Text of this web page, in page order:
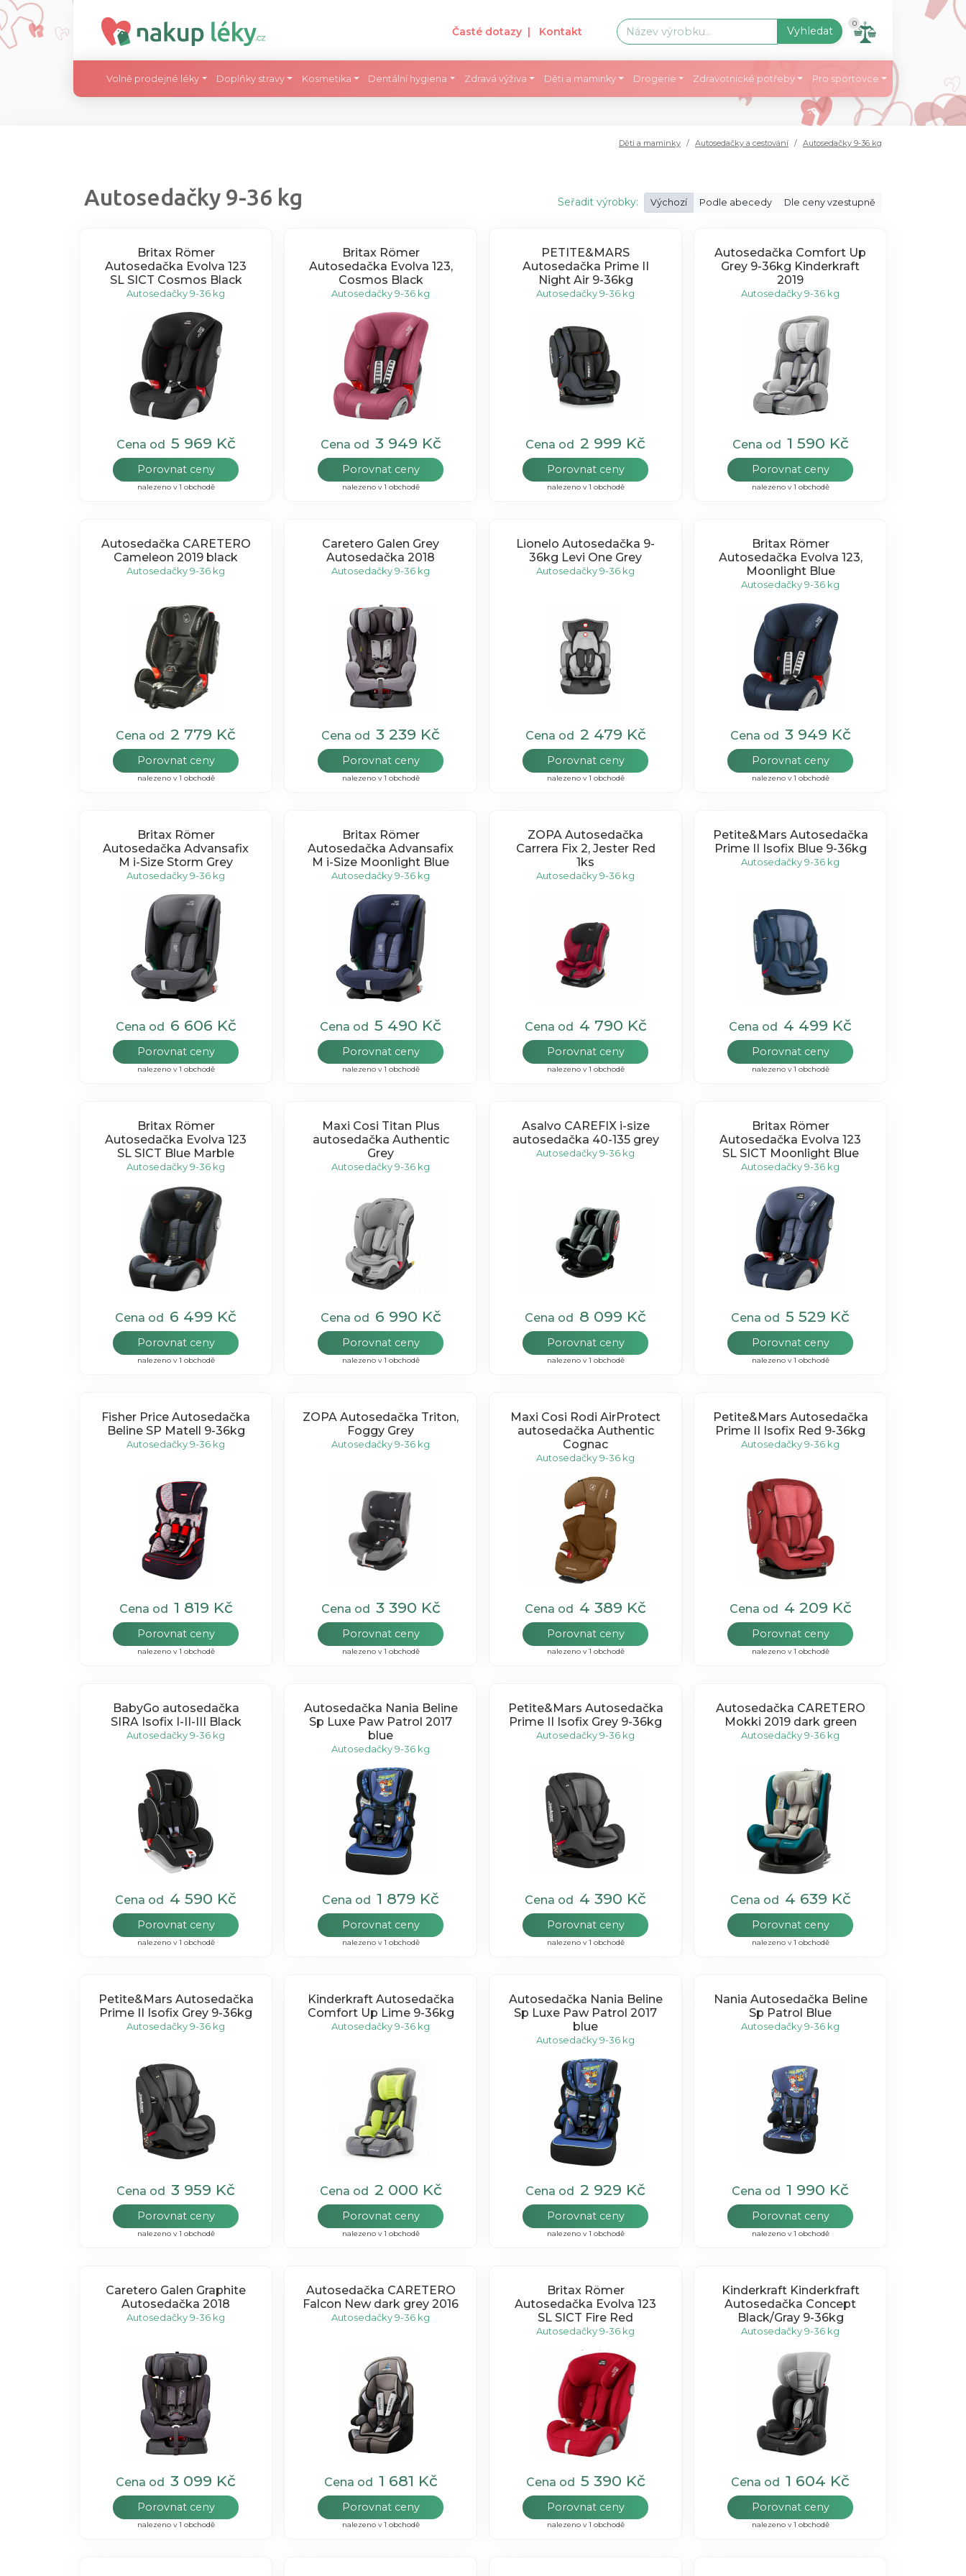
Časté dotazy | Kontakt Vyhledat
0
Volně prodejné léky Doplňky stravy Kosmetika Dentální hygiena Zdravá výživa Děti a maminky Drogerie Zdravotnické potřeby Pro sportovce
Děti a maminky Autosedačky a cestování Autosedačky 9-36 kg
Autosedačky 9-36 kg Seřadit výrobky: Výchozí Podle abecedy Dle ceny vzestupně
Britax Römer
Autosedačka Evolva 123
SL SICT Cosmos Black
Autosedačky 9-36 kg
Cena od 5 969 Kč
Porovnat ceny
nalezeno v 1 obchodě
Britax Römer
Autosedačka Evolva 123,
Cosmos Black
Autosedačky 9-36 kg
Cena od 3 949 Kč
Porovnat ceny
nalezeno v 1 obchodě
PETITE&MARS
Autosedačka Prime II
Night Air 9-36kg
Autosedačky 9-36 kg
Cena od 2 999 Kč
Porovnat ceny
nalezeno v 1 obchodě
Autosedačka Comfort Up
Grey 9-36kg Kinderkraft
2019
Autosedačky 9-36 kg
Cena od 1 590 Kč
Porovnat ceny
nalezeno v 1 obchodě
Autosedačka CARETERO
Cameleon 2019 black
Autosedačky 9-36 kg
Cena od 2 779 Kč
Porovnat ceny
nalezeno v 1 obchodě
Caretero Galen Grey
Autosedačka 2018
Autosedačky 9-36 kg
Cena od 3 239 Kč
Porovnat ceny
nalezeno v 1 obchodě
Lionelo Autosedačka 9-
36kg Levi One Grey
Autosedačky 9-36 kg
Cena od 2 479 Kč
Porovnat ceny
nalezeno v 1 obchodě
Britax Römer
Autosedačka Evolva 123,
Moonlight Blue
Autosedačky 9-36 kg
Cena od 3 949 Kč
Porovnat ceny
nalezeno v 1 obchodě
Britax Römer
Autosedačka Advansafix
M i-Size Storm Grey
Autosedačky 9-36 kg
Cena od 6 606 Kč
Porovnat ceny
nalezeno v 1 obchodě
Britax Römer
Autosedačka Advansafix
M i-Size Moonlight Blue
Autosedačky 9-36 kg
Cena od 5 490 Kč
Porovnat ceny
nalezeno v 1 obchodě
ZOPA Autosedačka
Carrera Fix 2, Jester Red
1ks
Autosedačky 9-36 kg
Cena od 4 790 Kč
Porovnat ceny
nalezeno v 1 obchodě
Petite&Mars Autosedačka
Prime II Isofix Blue 9-36kg
Autosedačky 9-36 kg
Cena od 4 499 Kč
Porovnat ceny
nalezeno v 1 obchodě
Britax Römer
Autosedačka Evolva 123
SL SICT Blue Marble
Autosedačky 9-36 kg
Cena od 6 499 Kč
Porovnat ceny
nalezeno v 1 obchodě
Maxi Cosi Titan Plus
autosedačka Authentic
Grey
Autosedačky 9-36 kg
Cena od 6 990 Kč
Porovnat ceny
nalezeno v 1 obchodě
Asalvo CAREFIX i-size
autosedačka 40-135 grey
Autosedačky 9-36 kg
Cena od 8 099 Kč
Porovnat ceny
nalezeno v 1 obchodě
Britax Römer
Autosedačka Evolva 123
SL SICT Moonlight Blue
Autosedačky 9-36 kg
Cena od 5 529 Kč
Porovnat ceny
nalezeno v 1 obchodě
Fisher Price Autosedačka
Beline SP Matell 9-36kg
Autosedačky 9-36 kg
Cena od 1 819 Kč
Porovnat ceny
nalezeno v 1 obchodě
ZOPA Autosedačka Triton,
Foggy Grey
Autosedačky 9-36 kg
Cena od 3 390 Kč
Porovnat ceny
nalezeno v 1 obchodě
Maxi Cosi Rodi AirProtect
autosedačka Authentic
Cognac
Autosedačky 9-36 kg
Cena od 4 389 Kč
Porovnat ceny
nalezeno v 1 obchodě
Petite&Mars Autosedačka
Prime II Isofix Red 9-36kg
Autosedačky 9-36 kg
Cena od 4 209 Kč
Porovnat ceny
nalezeno v 1 obchodě
BabyGo autosedačka
SIRA Isofix I-II-III Black
Autosedačky 9-36 kg
Cena od 4 590 Kč
Porovnat ceny
nalezeno v 1 obchodě
Autosedačka Nania Beline
Sp Luxe Paw Patrol 2017
blue
Autosedačky 9-36 kg
Cena od 1 879 Kč
Porovnat ceny
nalezeno v 1 obchodě
Petite&Mars Autosedačka
Prime II Isofix Grey 9-36kg
Autosedačky 9-36 kg
Cena od 4 390 Kč
Porovnat ceny
nalezeno v 1 obchodě
Autosedačka CARETERO
Mokki 2019 dark green
Autosedačky 9-36 kg
Cena od 4 639 Kč
Porovnat ceny
nalezeno v 1 obchodě
Petite&Mars Autosedačka
Prime II Isofix Grey 9-36kg
Autosedačky 9-36 kg
Cena od 3 959 Kč
Porovnat ceny
nalezeno v 1 obchodě
Kinderkraft Autosedačka
Comfort Up Lime 9-36kg
Autosedačky 9-36 kg
Cena od 2 000 Kč
Porovnat ceny
nalezeno v 1 obchodě
Autosedačka Nania Beline
Sp Luxe Paw Patrol 2017
blue
Autosedačky 9-36 kg
Cena od 2 929 Kč
Porovnat ceny
nalezeno v 1 obchodě
Nania Autosedačka Beline
Sp Patrol Blue
Autosedačky 9-36 kg
Cena od 1 990 Kč
Porovnat ceny
nalezeno v 1 obchodě
Caretero Galen Graphite
Autosedačka 2018
Autosedačky 9-36 kg
Cena od 3 099 Kč
Porovnat ceny
nalezeno v 1 obchodě
Autosedačka CARETERO
Falcon New dark grey 2016
Autosedačky 9-36 kg
Cena od 1 681 Kč
Porovnat ceny
nalezeno v 1 obchodě
Britax Römer
Autosedačka Evolva 123
SL SICT Fire Red
Autosedačky 9-36 kg
Cena od 5 390 Kč
Porovnat ceny
nalezeno v 1 obchodě
Kinderkraft Kinderkfraft
Autosedačka Concept
Black/Gray 9-36kg
Autosedačky 9-36 kg
Cena od 1 604 Kč
Porovnat ceny
nalezeno v 1 obchodě